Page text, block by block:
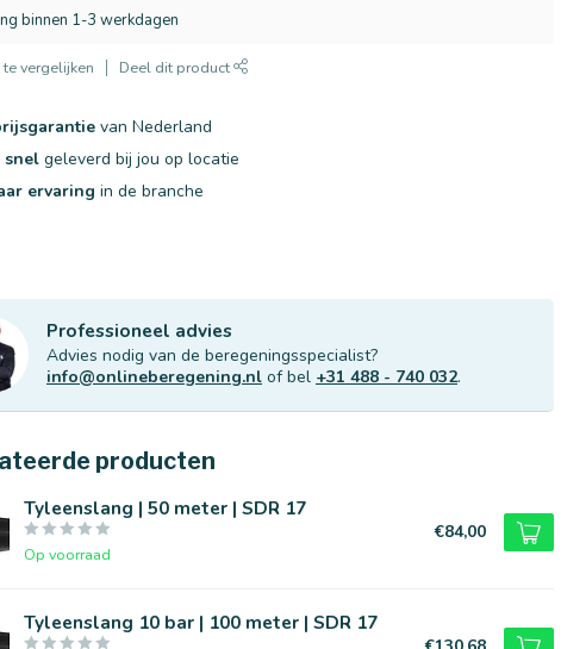
binnen 1-3 werkdagen
vergelijken Deel dit product
van Nederland
snel geleverd bij jou op locatie
ervaring in de branche
Professioneel advies
Advies nodig van de beregeningsspecialist?
info@onlineberegening.nl of bel +31 488 - 740 032.
producten
Tyleenslang | 50 meter | SDR 17
Op voorraad
€84,00
Tyleenslang 10 bar | 100 meter | SDR 17